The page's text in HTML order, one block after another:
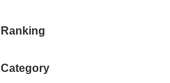
Ranking
Category
者